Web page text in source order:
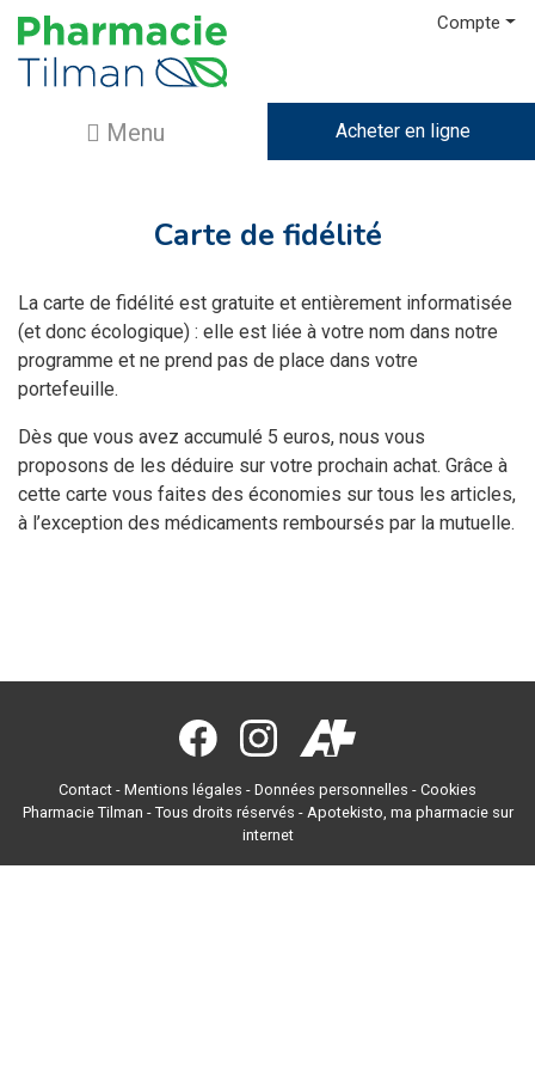
Compte
Menu Acheter en ligne
Carte de fidélité
La carte de fidélité est gratuite et entièrement informatisée
(et donc écologique) : elle est liée à votre nom dans notre
programme et ne prend pas de place dans votre
portefeuille.
Dès que vous avez accumulé 5 euros, nous vous
proposons de les déduire sur votre prochain achat. Grâce à
cette carte vous faites des économies sur tous les articles,
à l’exception des médicaments remboursés par la mutuelle.
Contact - Mentions légales - Données personnelles - Cookies
Pharmacie Tilman - Tous droits réservés - Apotekisto, ma pharmacie sur
internet